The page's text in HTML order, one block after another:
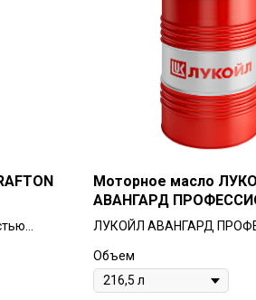
Моторное масло
АВАНГАРД
10W-40
ЛУКОЙЛ АВАНГАРД
масло для
дизельных двигателей, в
Объем